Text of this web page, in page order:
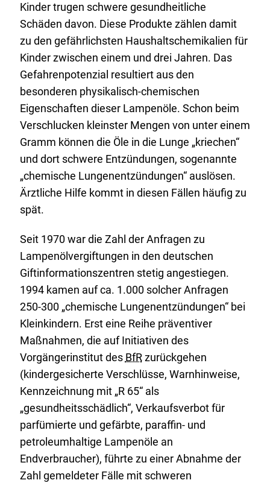
Kinder trugen schwere gesundheitliche
Schäden davon. Diese Produkte zählen damit
zu den gefährlichsten Haushaltschemikalien für
Kinder zwischen einem und drei Jahren. Das
Gefahrenpotenzial resultiert aus den
besonderen physikalisch-chemischen
Eigenschaften dieser Lampenöle. Schon beim
Verschlucken kleinster Mengen von unter einem
Gramm können die Öle in die Lunge „kriechen“
und dort schwere Entzündungen, sogenannte
„chemische Lungenentzündungen“ auslösen.
Ärztliche Hilfe kommt in diesen Fällen häufig zu
spät.
Seit 1970 war die Zahl der Anfragen zu
Lampenölvergiftungen in den deutschen
Giftinformationszentren stetig angestiegen.
1994 kamen auf ca. 1.000 solcher Anfragen
250-300 „chemische Lungenentzündungen“ bei
Kleinkindern. Erst eine Reihe präventiver
Maßnahmen, die auf Initiativen des
Vorgängerinstitut des BfRzurückgehen
(kindergesicherte Verschlüsse, Warnhinweise,
Kennzeichnung mit „R 65“ als
„gesundheitsschädlich“, Verkaufsverbot für
parfümierte und gefärbte, paraffin- und
petroleumhaltige Lampenöle an
Endverbraucher), führte zu einer Abnahme der
Zahl gemeldeter Fälle mit schweren